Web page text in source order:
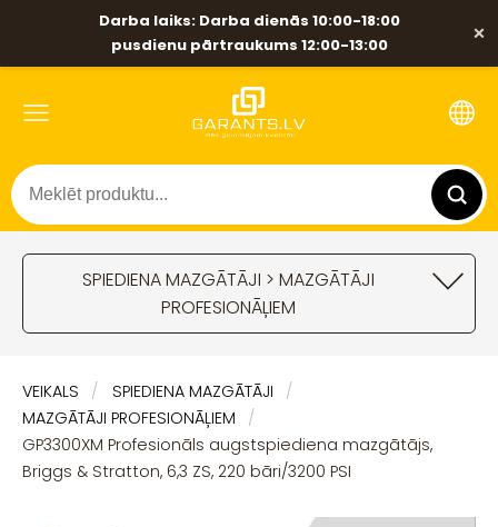
Darba laiks: Darba dienās 10:00-18:00
pusdienu pārtraukums 12:00-13:00
×
SPIEDIENA MAZGĀTĀJI > MAZGĀTĀJI
PROFESIONĀĻIEM
VEIKALS
SPIEDIENA MAZGĀTĀJI
MAZGĀTĀJI PROFESIONĀĻIEM
GP3300XM Profesionāls augstspiediena mazgātājs,
Briggs & Stratton, 6,3 ZS, 220 bāri/3200 PSI